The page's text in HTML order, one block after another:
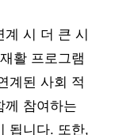
시 더 큰 시
활 프로그램
계된 사회 적
께 참여하는
됩니다. 또한,